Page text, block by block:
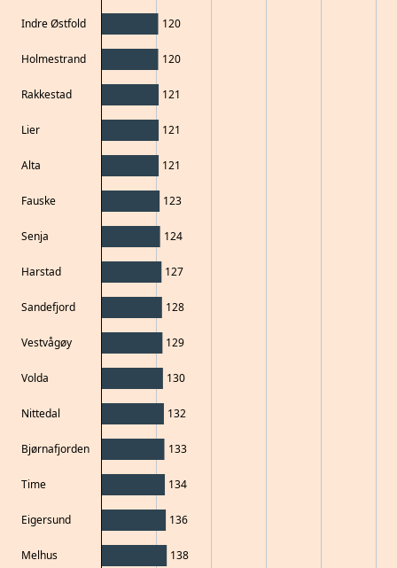
Indre Østfold
Holmestrand
Rakkestad
Lier
Alta
Fauske
Senja
Harstad
Sandefjord
Vestvågøy
Volda
Nittedal
Bjørnafjorden
Time
Eigersund
Melhus
120
120
121
121
121
123
124
127
128
129
130
132
133
134
136
138